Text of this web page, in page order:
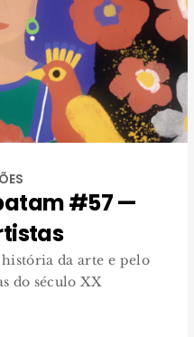
#57 —
da arte e pelo
do século XX